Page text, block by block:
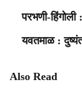
परभणी-
यवतमाळ :
Also Read